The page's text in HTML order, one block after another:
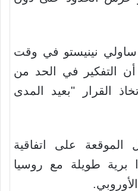
ساولي نينيستو في وقت
التفكير في الحد من
القرار "بعيد المدى
الموقعة على اتفاقية
برية طويلة مع روسيا